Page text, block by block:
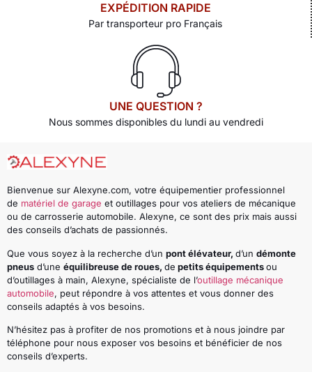
EXPÉDITION RAPIDE
Par transporteur pro Français
UNE QUESTION ?
Nous sommes disponibles du lundi au vendredi
Bienvenue sur Alexyne.com, votre équipementier professionnel
de matériel de garage et outillages pour vos ateliers de mécanique
ou de carrosserie automobile. Alexyne, ce sont des prix mais aussi
des conseils d’achats de passionnés.
Que vous soyez à la recherche d’un pont élévateur, d’un démonte
pneus d’une équilibreuse de roues, de petits équipementsou
d’outillages à main, Alexyne, spécialiste de l’outillage mécanique
automobile, peut répondre à vos attentes et vous donner des
conseils adaptés à vos besoins.
N’hésitez pas à profiter de nos promotions et à nous joindre par
téléphone pour nous exposer vos besoins et bénéficier de nos
conseils d’experts.